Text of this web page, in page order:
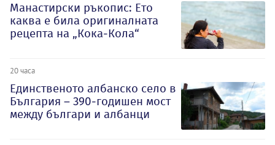
Манастирски ръкопис: Ето
каква е била оригиналната
рецепта на „Кока-Кола“
20 часа
Единственото албанско село в
България – 390-годишен мост
между българи и албанци